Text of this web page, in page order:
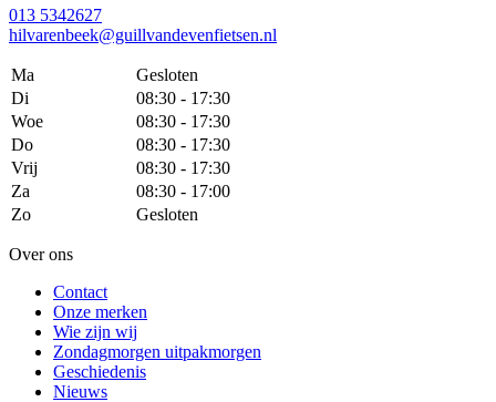
013 5342627
hilvarenbeek@guillvandevenfietsen.nl
Ma
Gesloten
Di
08:30 - 17:30
Woe
08:30 - 17:30
Do
08:30 - 17:30
Vrij
08:30 - 17:30
Za
08:30 - 17:00
Zo
Gesloten
Over ons
Contact
Onze merken
Wie zijn wij
Zondagmorgen uitpakmorgen
Geschiedenis
Nieuws